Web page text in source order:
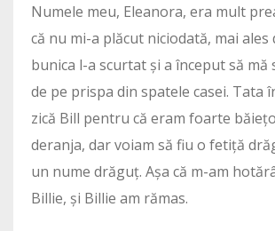
Numele meu, Eleanora, era mult
că nu mi-a plăcut niciodată, mai ales
bunica l-a scurtat și a început să mă
de pe prispa din spatele casei. Tata
zică Bill pentru că eram foarte
deranja, dar voiam să fiu o fetiță
un nume drăguț. Așa că m-am
Billie, și Billie am rămas.